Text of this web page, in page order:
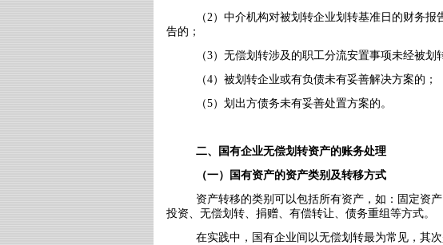
（2）中介机构对被划转企业划转基准日的财务
告的；
（3）无偿划转涉及的职工分流安置事项未经被划
（4）被划转企业或有负债未有妥善解决方案的；
（5）划出方债务未有妥善处置方案的。
二、国有企业无偿划转资产的账务处理
（一）国有资产的资产类别及转移方式
资产转移的类别可以包括所有资产，如：固定资
投资、无偿划转、捐赠、有偿转让、债务重组等方式。
在实践中，国有企业间以无偿划转最为常见，其